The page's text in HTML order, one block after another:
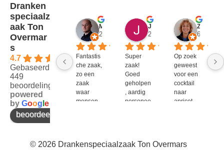
Dranken
speciaalz
aak Ton
Overmar
s
4.7
Gebaseerd op
449
beoordelingen
powered
by Goog e
beoordeel ons op
2 jaar geleden
Fantastis
che zaak,
zo een
zaak
waar
mensen
enthousi
2 jaar geleden
Super
zaak!
Goed
geholpen
, aardig
personee
6 jaar
Op zoek
geweest
voor een
cocktail
naar
apricot
niet te
© 2026 Drankenspeciaalzaak Ton Overmars